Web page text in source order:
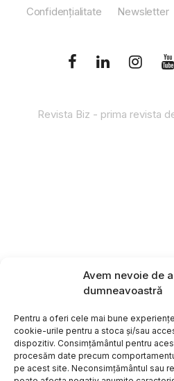
Avem nevoie de
dumneavoastră
Pentru a oferi cele mai bune
cookie-urile pentru a stoca și/sau
dispozitiv. Consimțământul pentru
procesăm date precum
pe acest site. Neconsimțământul sau
Confidențialitate
Newsletter
Revista Biz - prima revista